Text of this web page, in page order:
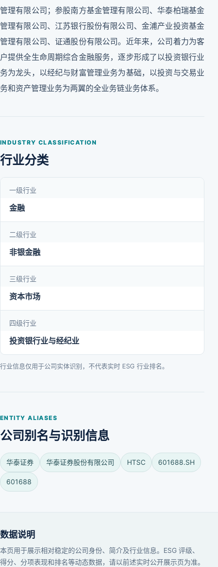
管理有限公司；参股南方基金管理有限公司、华泰柏瑞基金
管理有限公司、江苏银行股份有限公司、金浦产业投资基金
管理有限公司、证通股份有限公司。近年来，公司着力为客
户提供全生命周期综合金融服务，逐步形成了以投资银行业
务为龙头，以经纪与财富管理业务为基础，以投资与交易业
务和资产管理业务为两翼的全业务链业务体系。
INDUSTRY CLASSIFICATION
行业分类
一级行业
金融
二级行业
非银金融
三级行业
资本市场
四级行业
投资银行业与经纪业
行业信息仅用于公司实体识别，不代表实时 ESG 行业排名。
ENTITY ALIASES
公司别名与识别信息
华泰证券 华泰证券股份有限公司 HTSC 601688.SH
601688
数据说明
本页用于展示相对稳定的公司身份、简介及行业信息。ESG 评级、
得分、分项表现和排名等动态数据，请以前述实时公开展示页为准。